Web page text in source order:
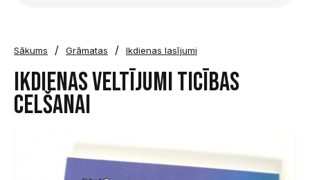
Sākums / Grāmatas / Ikdienas lasījumi
Ikdienas veltījumi ticības
celšanai